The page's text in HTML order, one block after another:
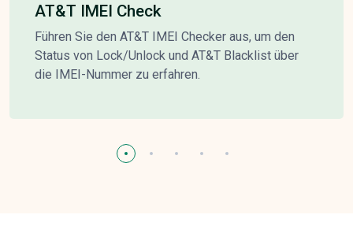
AT&T IMEI Check
Führen Sie den AT&T IMEI Checker aus, um den
Status von Lock/Unlock und AT&T Blacklist über
die IMEI-Nummer zu erfahren.